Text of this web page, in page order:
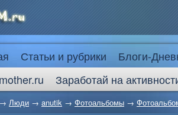
Статьи и рубрики Блоги-
Заработай на
→ Люди → anutik → Фотоальбомы →